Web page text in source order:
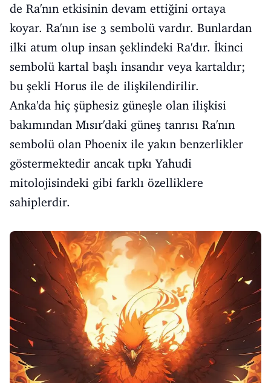
de Ra'nın etkisinin devam ettiğini ortaya
koyar. Ra'nın ise 3 sembolü vardır. Bunlardan
ilki atum olup insan şeklindeki Ra'dır. İkinci
sembolü kartal başlı insandır veya kartaldır;
bu şekli Horus ile de ilişkilendirilir.
Anka'da hiç şüphesiz güneşle olan ilişkisi
bakımından Mısır'daki güneş tanrısı Ra'nın
sembolü olan Phoenix ile yakın benzerlikler
göstermektedir ancak tıpkı Yahudi
mitolojisindeki gibi farklı özelliklere
sahiplerdir.